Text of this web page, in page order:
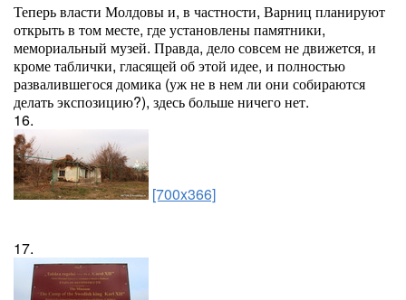
Теперь власти Молдовы и, в частности, Варниц планируют
открыть в том месте, где установлены памятники,
мемориальный музей. Правда, дело совсем не движется, и
кроме таблички, гласящей об этой идее, и полностью
развалившегося домика (уж не в нем ли они собираются
делать экспозицию?), здесь больше ничего нет.
16.
[700x366]
17.